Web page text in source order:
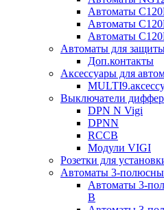
Автоматы
Автоматы
Автоматы
Автоматы для
Доп.контакты
Аксессуары для
Выключатели
DPN N Vigi
DPNN
RCCB
Модули VIGI
Розетки для
Автоматы 3-
Автоматы 3-
B